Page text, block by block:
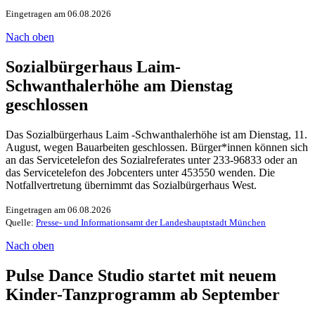
Eingetragen am 06.08.2026
Nach oben
Sozialbürgerhaus Laim-
Schwanthalerhöhe am Dienstag
geschlossen
Das Sozialbürgerhaus Laim -Schwanthalerhöhe ist am Dienstag, 11.
August, wegen Bauarbeiten geschlossen. Bürger*innen können sich
an das Servicetelefon des Sozialreferates unter 233-96833 oder an
das Servicetelefon des Jobcenters unter 453550 wenden. Die
Notfallvertretung übernimmt das Sozialbürgerhaus West.
Eingetragen am 06.08.2026
Quelle: Presse- und Informationsamt der Landeshauptstadt München
Nach oben
Pulse Dance Studio startet mit neuem
Kinder-Tanzprogramm ab September